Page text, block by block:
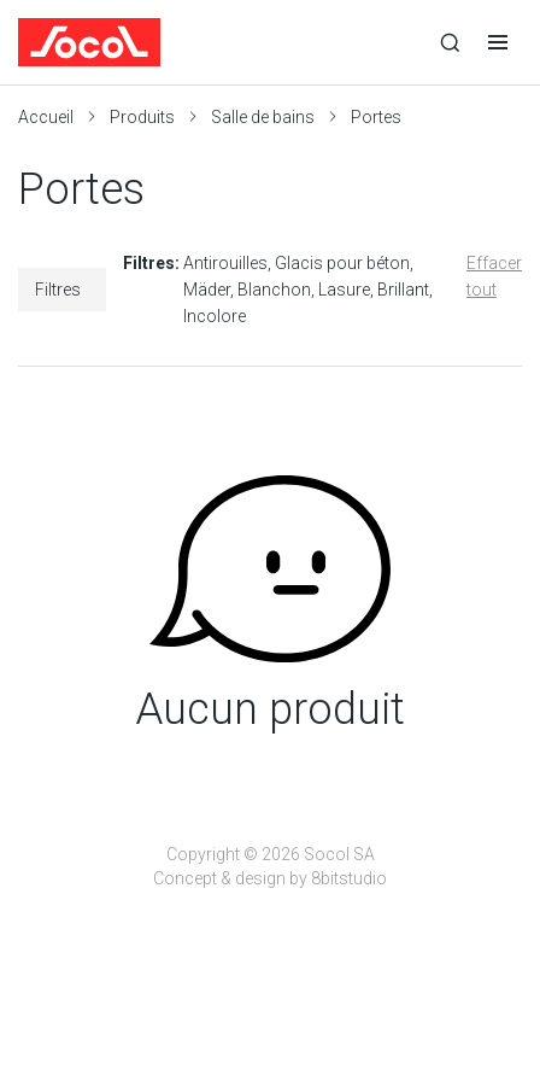
recherche
recherche
navigation
Accueil Produits Salle de bains Portes
Portes
Filtres
Filtres: Antirouilles Glacis pour béton
Mäder Blanchon Lasure Brillant
Incolore
Effacer
tout
Aucun produit
Copyright © 2026 Socol SA
Concept & design by 8bitstudio